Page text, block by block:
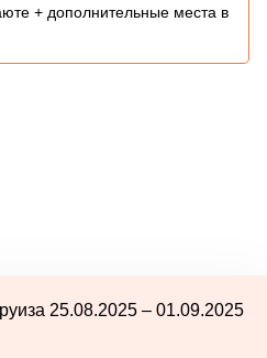
+ дополнительные места в
25.08.2025 – 01.09.2025